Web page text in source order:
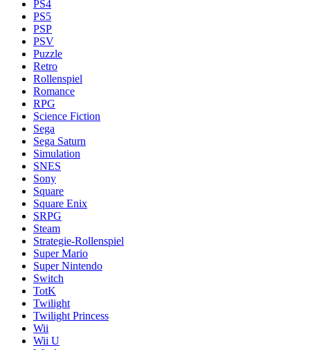
PS4
PS5
PSP
PSV
Puzzle
Retro
Rollenspiel
Romance
RPG
Science Fiction
Sega
Sega Saturn
Simulation
SNES
Sony
Square
Square Enix
SRPG
Steam
Strategie-Rollenspiel
Super Mario
Super Nintendo
Switch
TotK
Twilight
Twilight Princess
Wii
Wii U